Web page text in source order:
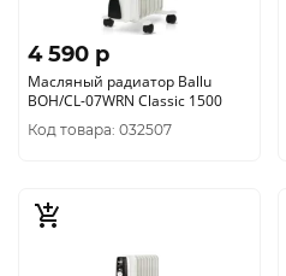
4 590 p
Масляный радиатор Ballu
BOH/CL-07WRN Classic 1500
Код товара: 032507